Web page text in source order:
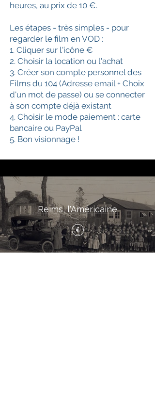
heures, au prix de 10 €.
Les étapes - très simples - pour
regarder le film en VOD :
1. Cliquer sur l'icône €
2. Choisir la location ou l'achat
3. Créer son compte personnel des
Films du 104 (Adresse email + Choix
d'un mot de passe) ou se connecter
à son compte déjà existant
4. Choisir le mode paiement : carte
bancaire ou PayPal
5. Bon visionnage !
Reims, l'Américaine
€